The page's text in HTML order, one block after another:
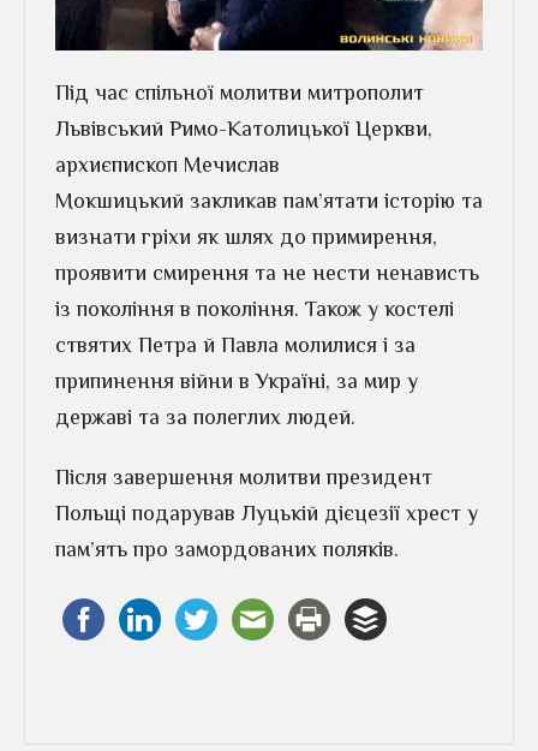
Під час спільної молитви митрополит
Львівський Римо-Католицької Церкви,
архиєпископ Мечислав
Мокшицький закликав пам’ятати історію та
визнати гріхи як шлях до примирення,
проявити смирення та не нести ненависть
із покоління в покоління. Також у костелі
ствятих Петра й Павла молилися і за
припинення війни в Україні, за мир у
державі та за полеглих людей.
Після завершення молитви президент
Польщі подарував Луцькій дієцезії хрест у
пам’ять про замордованих поляків.